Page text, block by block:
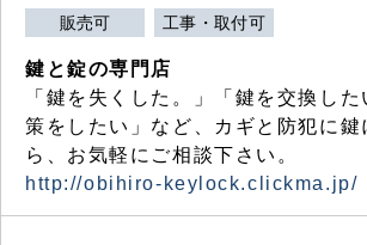
販売可 工事・取付可
鍵と錠の専門店
「鍵を失くした。」「鍵を交換し
策をしたい」など、カギと防犯に鍵
ら、お気軽にご相談下さい。
http://obihiro-keylock.clickma.jp/